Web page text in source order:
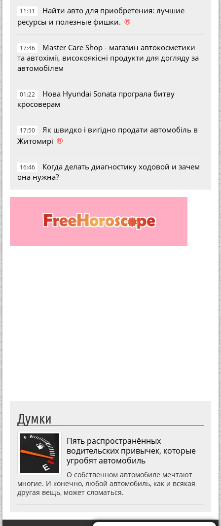
11:31
Найти авто для приобретения: лучшие
ресурсы и полезные фишки. ®
17:46
Master Care Shop - магазин автокосметики
та автохімії, високоякісні продукти для догляду за
автомобілем
01:22
Нова Hyundai Sonata програла битву
кросоверам
17:50
Як швидко і вигідно продати автомобіль в
Житомирі ®
16:46
Когда делать диагностику ходовой и зачем
она нужна?
Думки
Пять распространённых
водительских привычек, которые
угробят автомобиль
О собственном автомобиле мечтают
многие. И конечно, любой автомобиль, как и всякая
другая вещь, может сломаться.